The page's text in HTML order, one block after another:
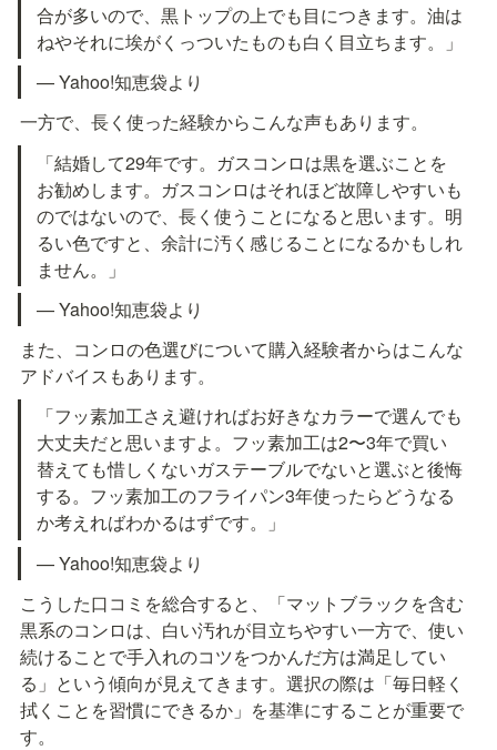
合が多いので、黒トップの上でも目につきます。油は
ねやそれに埃がくっついたものも白く目立ちます。」
— Yahoo!知恵袋より
一方で、長く使った経験からこんな声もあります。
「結婚して29年です。ガスコンロは黒を選ぶことを
お勧めします。ガスコンロはそれほど故障しやすいも
のではないので、長く使うことになると思います。明
るい色ですと、余計に汚く感じることになるかもしれ
ません。」
— Yahoo!知恵袋より
また、コンロの色選びについて購入経験者からはこんな
アドバイスもあります。
「フッ素加工さえ避ければお好きなカラーで選んでも
大丈夫だと思いますよ。フッ素加工は2〜3年で買い
替えても惜しくないガステーブルでないと選ぶと後悔
する。フッ素加工のフライパン3年使ったらどうなる
か考えればわかるはずです。」
— Yahoo!知恵袋より
こうした口コミを総合すると、「マットブラックを含む
黒系のコンロは、白い汚れが目立ちやすい一方で、使い
続けることで手入れのコツをつかんだ方は満足してい
る」という傾向が見えてきます。選択の際は「毎日軽く
拭くことを習慣にできるか」を基準にすることが重要で
す。